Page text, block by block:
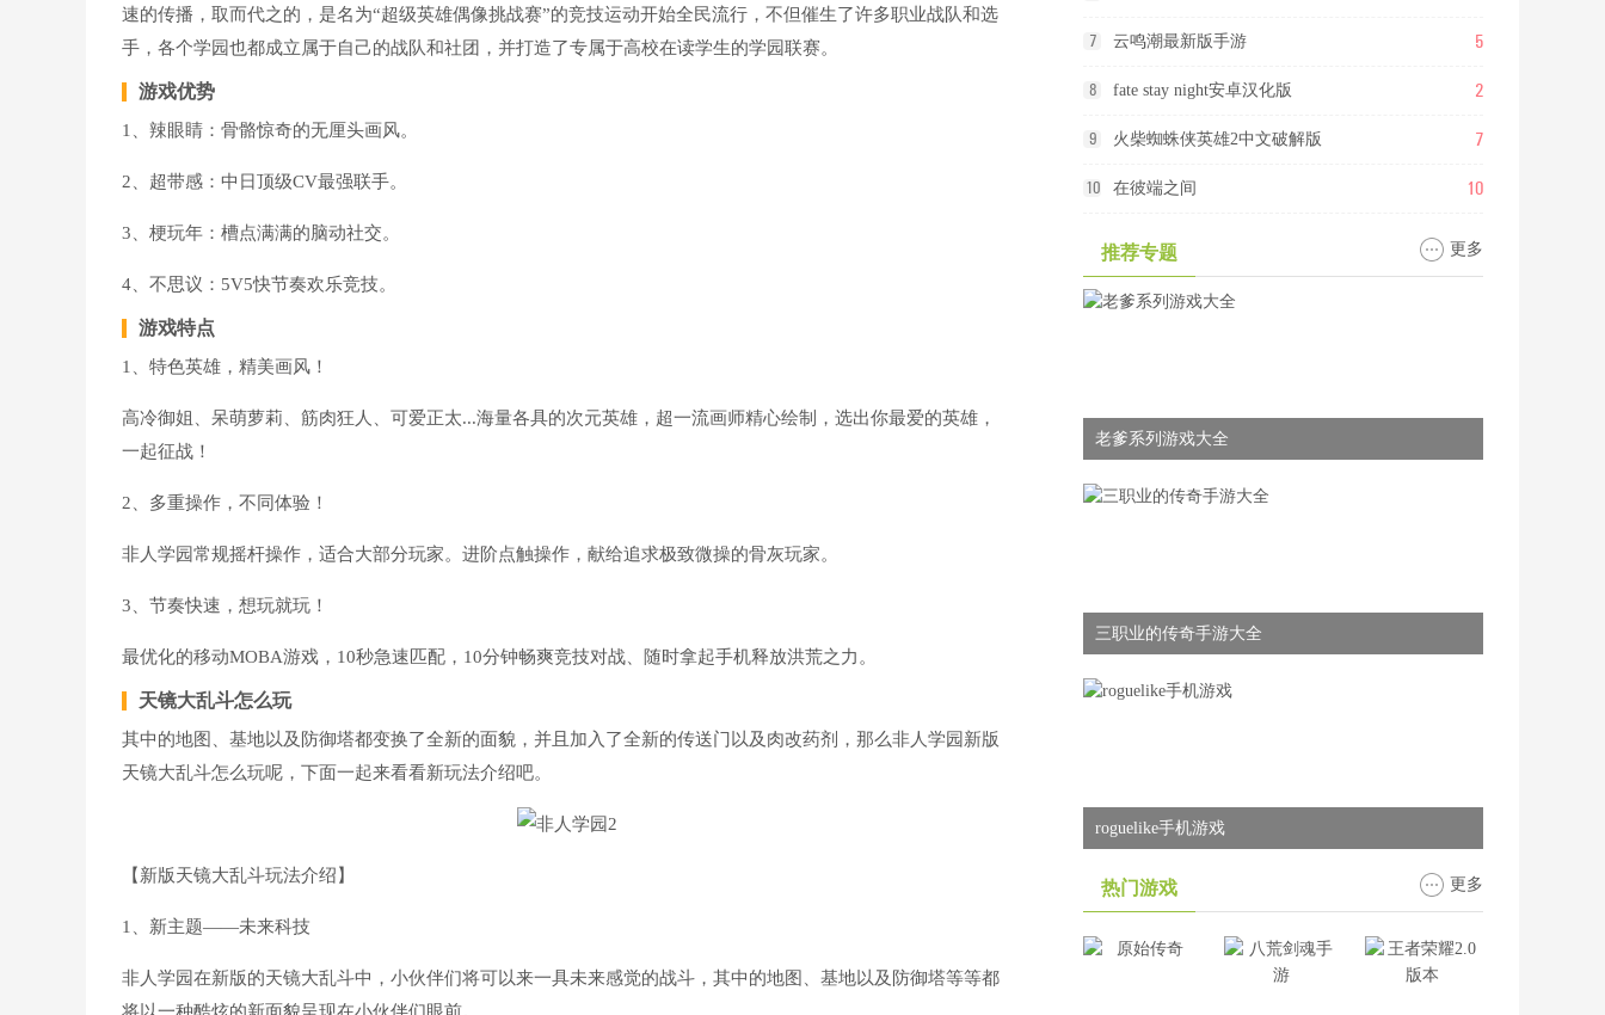
速的传播，取而代之的，是名为“超级英雄偶像挑战赛”的竞技运动开始全民流行，不但催生了许多职业战队和选
手，各个学园也都成立属于自己的战队和社团，并打造了专属于高校在读学生的学园联赛。
游戏优势
1、辣眼睛：骨骼惊奇的无厘头画风。
2、超带感：中日顶级CV最强联手。
3、梗玩年：槽点满满的脑动社交。
4、不思议：5V5快节奏欢乐竞技。
游戏特点
1、特色英雄，精美画风！
高冷御姐、呆萌萝莉、筋肉狂人、可爱正太...海量各具的次元英雄，超一流画师精心绘制，选出你最爱的英雄，
一起征战！
2、多重操作，不同体验！
非人学园常规摇杆操作，适合大部分玩家。进阶点触操作，献给追求极致微操的骨灰玩家。
3、节奏快速，想玩就玩！
最优化的移动MOBA游戏，10秒急速匹配，10分钟畅爽竞技对战、随时拿起手机释放洪荒之力。
天镜大乱斗怎么玩
其中的地图、基地以及防御塔都变换了全新的面貌，并且加入了全新的传送门以及肉改药剂，那么非人学园新版
天镜大乱斗怎么玩呢，下面一起来看看新玩法介绍吧。
【新版天镜大乱斗玩法介绍】
1、新主题——未来科技
非人学园在新版的天镜大乱斗中，小伙伴们将可以来一具未来感觉的战斗，其中的地图、基地以及防御塔等等都
7 云鸣潮最新版手游 5
8 fate stay night安卓汉化版 2
9 火柴蜘蛛侠英雄2中文破解版 7
10 在彼端之间 10
推荐专题 更多
老爹系列游戏大全
三职业的传奇手游大全
roguelike手机游戏
热门游戏 更多